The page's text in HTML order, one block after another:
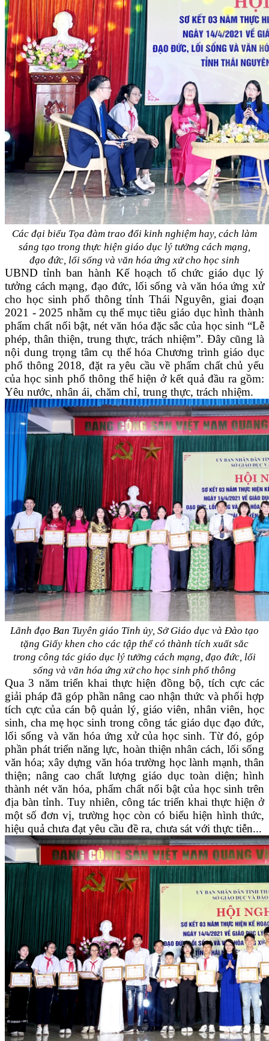
Các đại biểu Tọa đàm trao đổi kinh nghiệm hay, cách làm
sáng tạo trong thực hiện giáo dục lý tưởng cách mạng,
đạo đức, lối sống và văn hóa ứng xử cho học sinh
UBND tỉnh ban hành Kế hoạch tổ chức giáo dục lý
tưởng cách mạng, đạo đức, lối sống và văn hóa ứng xử
cho học sinh phổ thông tỉnh Thái Nguyên, giai đoạn
2021 - 2025 nhằm cụ thể mục tiêu giáo dục hình thành
phẩm chất nổi bật, nét văn hóa đặc sắc của học sinh “Lễ
phép, thân thiện, trung thực, trách nhiệm”.Đây cũng là
nội dung trọng tâm cụ thể hóa Chương trình giáo dục
phổ thông 2018, đặt ra yêu cầu về phẩm chất chủ yếu
của học sinh phổ thông thể hiện ở kết quả đầu ra gồm:
Yêu nước, nhân ái, chăm chỉ, trung thực, trách nhiệm.
Lãnh đạo Ban Tuyên giáo Tỉnh ủy, Sở Giáo dục và Đào tạo
tặng Giấy khen cho các tập thể có thành tích xuất sắc
trong công tác giáo dục lý tưởng cách mạng, đạo đức, lối
sống và văn hóa ứng xử cho học sinh phổ thông
Qua 3 năm triển khai thực hiện đồng bộ, tích cực các
giải pháp đã góp phần nâng cao nhận thức và phối hợp
tích cực của cán bộ quản lý, giáo viên, nhân viên, học
sinh, cha mẹ học sinh trong công tác giáo dục đạo đức,
lối sống và văn hóa ứng xử của học sinh. Từ đó, góp
phần phát triển năng lực, hoàn thiện nhân cách, lối sống
văn hóa; xây dựng văn hóa trường học lành mạnh, thân
thiện; nâng cao chất lượng giáo dục toàn diện; hình
thành nét văn hóa, phẩm chất nổi bật của học sinh trên
địa bàn tỉnh. Tuy nhiên, công tác triển khai thực hiện ở
một số đơn vị, trường học còn có biểu hiện hình thức,
hiệu quả chưa đạt yêu cầu đề ra, chưa sát với thực tiễn...